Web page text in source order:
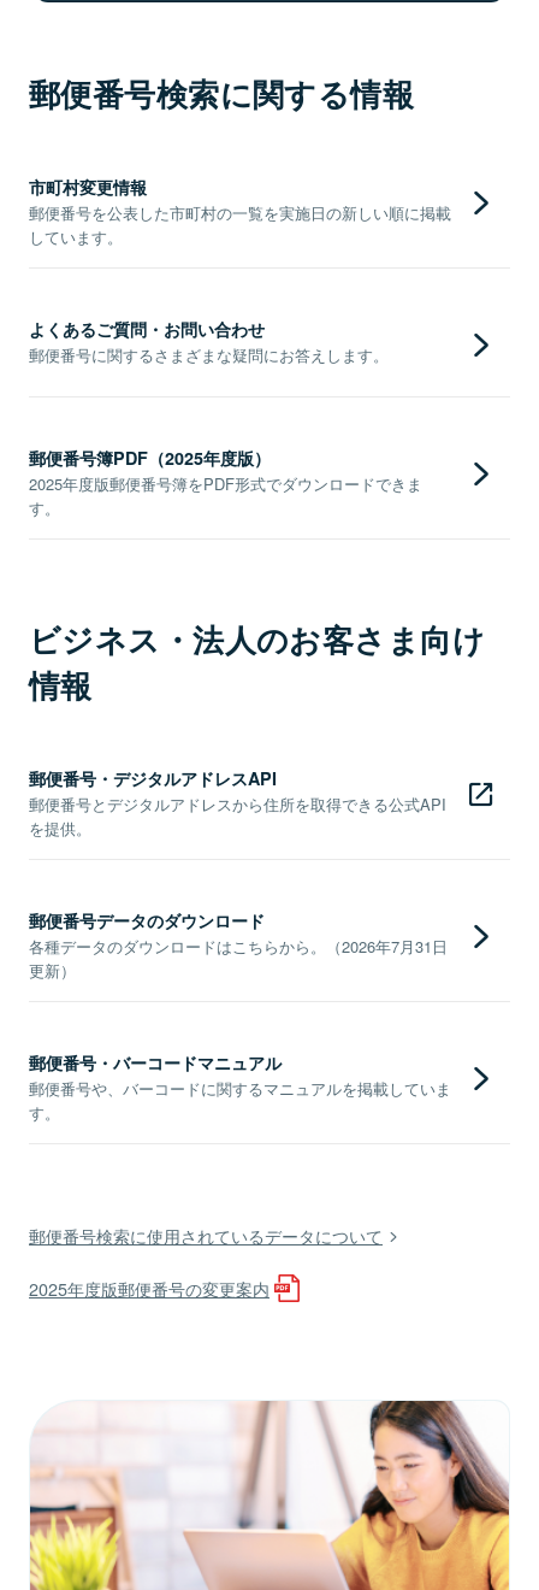
郵便番号検索に関する情報
市町村変更情報
郵便番号を公表した市町村の一覧を実施日の新しい順に掲載
しています。
よくあるご質問・お問い合わせ
郵便番号に関するさまざまな疑問にお答えします。
郵便番号簿PDF（2025年度版）
2025年度版郵便番号簿をPDF形式でダウンロードできま
す。
ビジネス・法人のお客さま向け
情報
郵便番号・デジタルアドレスAPI
郵便番号とデジタルアドレスから住所を取得できる公式API
を提供。
郵便番号データのダウンロード
各種データのダウンロードはこちらから。（2026年7月31日
更新）
郵便番号・バーコードマニュアル
郵便番号や、バーコードに関するマニュアルを掲載していま
す。
郵便番号検索に使用されているデータについて
2025年度版郵便番号の変更案内